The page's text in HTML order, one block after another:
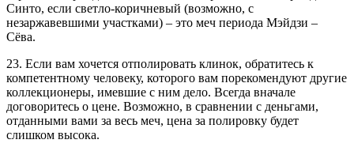
Синто, если светло-коричневый (возможно, с
незаржавевшими участками) – это меч периода Мэйдзи –
Сёва.
23. Если вам хочется отполировать клинок, обратитесь к
компетентному человеку, которого вам порекомендуют другие
коллекционеры, имевшие с ним дело. Всегда вначале
договоритесь о цене. Возможно, в сравнении с деньгами,
отданными вами за весь меч, цена за полировку будет
слишком высока.